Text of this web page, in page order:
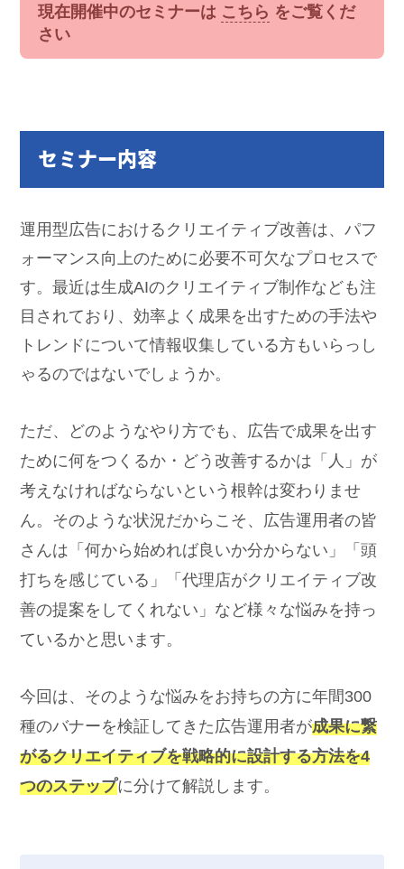
現在開催中のセミナーは こちら をご覧くだ
さい
セミナー内容
運用型広告におけるクリエイティブ改善は、パフ
ォーマンス向上のために必要不可欠なプロセスで
す。最近は生成AIのクリエイティブ制作なども注
目されており、効率よく成果を出すための手法や
トレンドについて情報収集している方もいらっし
ゃるのではないでしょうか。
ただ、どのようなやり方でも、広告で成果を出す
ために何をつくるか・どう改善するかは「人」が
考えなければならないという根幹は変わりませ
ん。そのような状況だからこそ、広告運用者の皆
さんは「何から始めれば良いか分からない」「頭
打ちを感じている」「代理店がクリエイティブ改
善の提案をしてくれない」など様々な悩みを持っ
ているかと思います。
今回は、そのような悩みをお持ちの方に年間300
種のバナーを検証してきた広告運用者が成果に繋
がるクリエイティブを戦略的に設計する方法を4
つのステップに分けて解説します。